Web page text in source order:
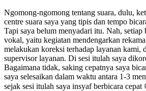
Ngomong-ngomong tentang suara, dulu,
centre suara saya yang tipis dan tempo
Tapi saya belum menyadari itu. Nah, setiap
vokal, yaitu kegiatan mendengarkan
melakukan koreksi terhadap layanan kami,
supervisor layanan. Di sesi itulah saya
Bagaimana tidak, saking cepatnya saya
saya selesaikan dalam waktu antara 1-3
sejak sesi itulah saya insyaf berbicara cepat